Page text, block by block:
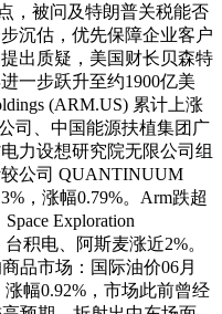
，被问及特朗普关税能否
沉估，优先保障企业客户
出质疑，美国财长贝森特
一步跃升至约1900亿美
(ARM.US) 累计上涨
司、中国能源扶植集团广
力设想研究院无限公司组
公司 QUANTINUUM
，涨幅0.79%。Arm跌超
Exploration
积电、阿斯麦涨近2%。
品市场：国际油价06月
幅0.92%，市场此前曾经